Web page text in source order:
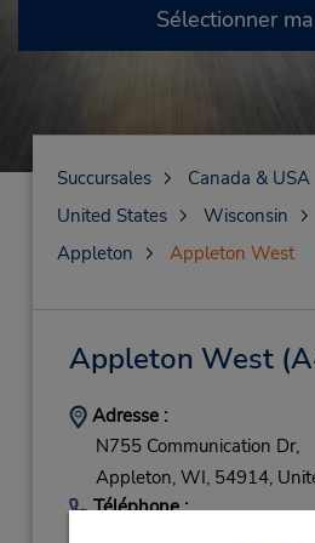
Sélectionner
Succursales
Canada & USA
United States
Wisconsin
Appleton
Appleton West
Appleton West
Adresse :
N755 Communication Dr,
Appleton, WI, 54914,
Téléphone :